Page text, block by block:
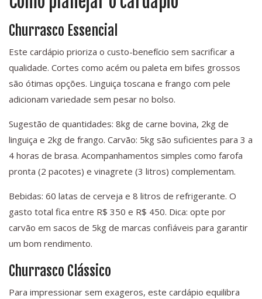
Churrasco Essencial
Este cardápio prioriza o custo-benefício sem sacrificar a
qualidade. Cortes como acém ou paleta em bifes grossos
são ótimas opções. Linguiça toscana e frango com pele
adicionam variedade sem pesar no bolso.
Sugestão de quantidades: 8kg de carne bovina, 2kg de
linguiça e 2kg de frango. Carvão: 5kg são suficientes para 3 a
4 horas de brasa. Acompanhamentos simples como farofa
pronta (2 pacotes) e vinagrete (3 litros) complementam.
Bebidas: 60 latas de cerveja e 8 litros de refrigerante. O
gasto total fica entre R$ 350 e R$ 450. Dica: opte por
carvão em sacos de 5kg de marcas confiáveis para garantir
um bom rendimento.
Churrasco Clássico
Para impressionar sem exageros, este cardápio equilibra